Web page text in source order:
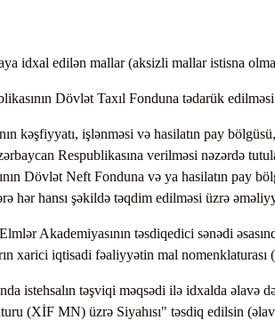
idxal edilən mallar (aksizli mallar istisna
Dövlət Taxıl Fonduna tədarük
kəşfiyyatı, işlənməsi və hasilatın pay
Respublikasına verilməsi nəzərdə
Dövlət Neft Fonduna və ya hasilatın pay
hər hansı şəkildə təqdim edilməsi üzrə
Akademiyasının təsdiqedici sənədi
xarici iqtisadi fəaliyyətin mal
istehsalın təşviqi məqsədi ilə idxalda əlavə
(XİF MN) üzrə Siyahısı" təsdiq edilsin